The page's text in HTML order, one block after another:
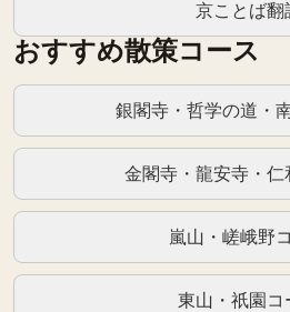
京ことば翻
おすすめ散策コース
銀閣寺・哲学の道・
金閣寺・龍安寺・仁
嵐山・嵯峨野
東山・祇園コ